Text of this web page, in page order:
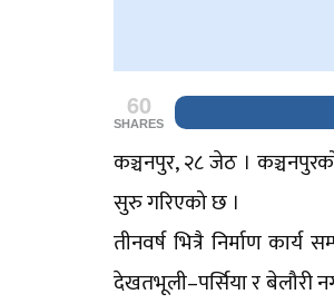
60
SHARES
कञ्चनपुर, २८ जेठ ।
सुरु गरिएको छ ।
तीनवर्ष भित्रै निर्माण
देखतभूली–पर्सिया र बेलौरी